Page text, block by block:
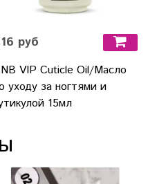
руб
VIP Cuticle Oil/Масло
уходу за ногтями и
15мл